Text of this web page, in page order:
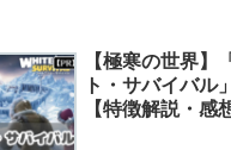
【極寒の世界】
ト・サバイバル
【特徴解説・感